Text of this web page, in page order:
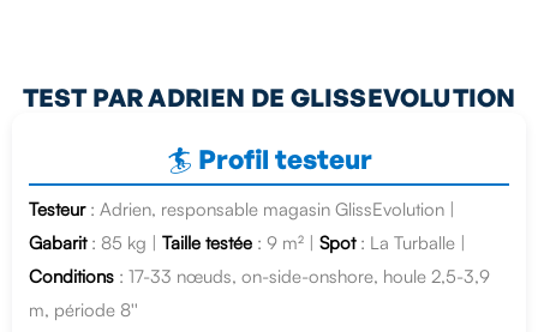
TEST PAR ADRIEN DE GLISSEVOLUTION
🏄 Profil testeur
Testeur: Adrien, responsable magasin GlissEvolution |
Gabarit: 85 kg | Taille testée : 9 m² | Spot: La Turballe |
Conditions : 17-33 nœuds, on-side-onshore, houle 2,5-3,9
m, période 8''